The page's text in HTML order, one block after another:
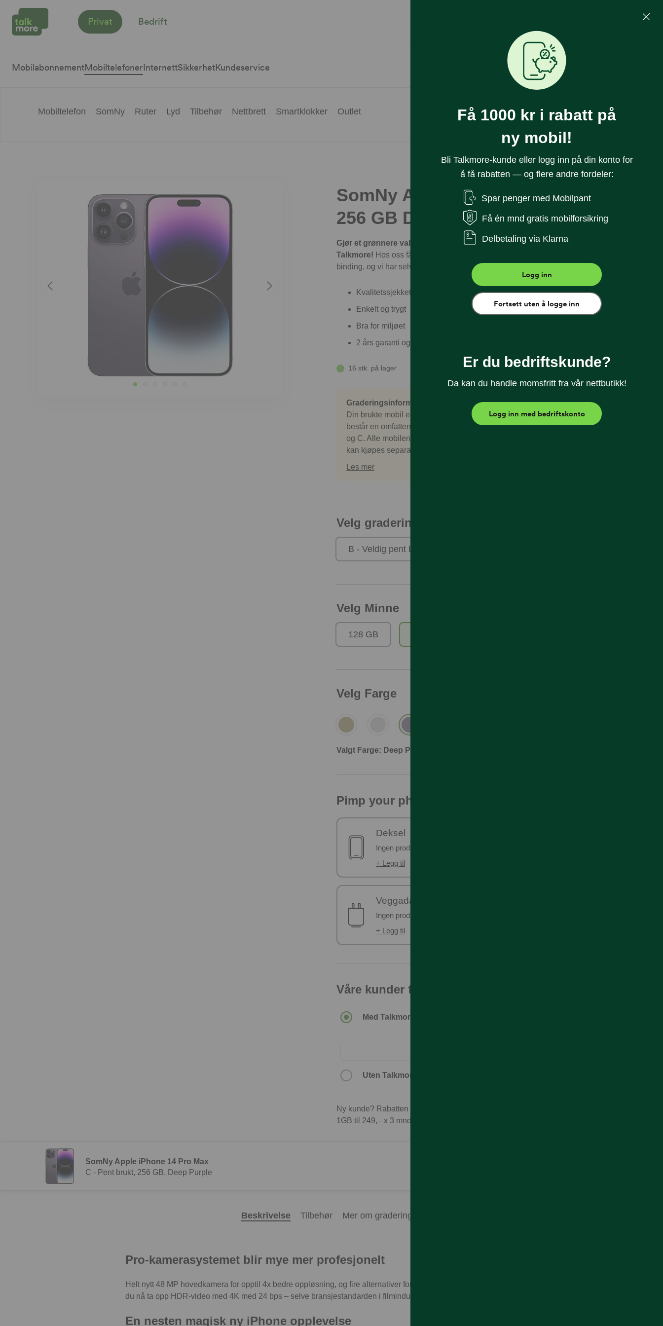
Privat Bedrift
MobilabonnementMobiltelefonerInternettSikkerhetKundeservice
Mobiltelefon SomNy Ruter Lyd Tilbehør Nettbrett Smartklokker Outlet
SomNy Apple iPhone 14 Pro Max
256 GB Deep Purple (C)
Gjør et grønnere valg og spar penger. Det er trygt å kjøpe brukt hos
Talkmore! Hos oss får du garantert full Telenor-dekning - til Talkmorepriser, ingen
binding, og vi har selvsagt fri frakt og rask levering
Kvalitetssjekket
Enkelt og trygt
Bra for miljøet
2 års garanti og 30 dagers angrerett
16 stk. på lager
Graderingsinformasjon
Din brukte mobil er nøye sjekket og kontrollert. Det er kun de mobilene som
består en omfattende kvalitetssjekk som godkjennes. Vi selger gradering B
og C. Alle mobilene kommer uten salgspakke, lader og øreplugger. Tilbehør
kan kjøpes separat.
Les mer
Velg gradering
B - Veldig pent brukt
Velg Minne
128 GB
Velg Farge
Valgt Farge: Deep Purple
Pimp your phone!
Deksel
Ingen produkter er valgt
+ Legg til
Veggadapter
Ingen produkter er valgt
+ Legg til
Våre kunder får den beste prisen
Med Talkmore-abonnement.
Uten Talkmore-abonnement.
Ny kunde? Rabatten forutsetter 3 mnd abonnement. Eksempel Enkeltabonnement
1GB til 249,– x 3 mnd = 747,– Minste totalpris med 3 mnd abonnement 10.737,–
SomNy Apple iPhone 14 Pro Max
C - Pent brukt, 256 GB, Deep Purple
Beskrivelse Tilbehør Mer om gradering
Pro-kamerasystemet blir mye mer profesjonelt
Helt nytt 48 MP hovedkamera for opptil 4x bedre oppløsning, og fire alternativer for zooming. Med Filmatisk modus kan
du nå ta opp HDR-video med 4K med 24 bps – selve bransjestandarden i filmindustrien.
En nesten magisk ny iPhone opplevelse
Få 1000 kr i rabatt på
ny mobil!
Bli Talkmore-kunde eller logg inn på din konto for
å få rabatten — og flere andre fordeler:
Spar penger med Mobilpant
Få én mnd gratis mobilforsikring
Delbetaling via Klarna
Logg inn
Fortsett uten å logge inn
Er du bedriftskunde?
Da kan du handle momsfritt fra vår nettbutikk!
Logg inn med bedriftskonto